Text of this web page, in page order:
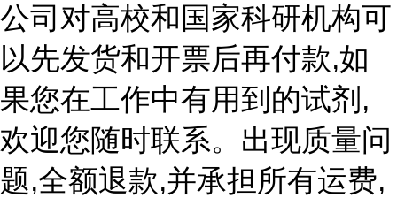
公司对高校和国家科研机构可
以先发货和开票后再付款,如
果您在工作中有用到的试剂,
欢迎您随时联系。出现质量问
题,全额退款,并承担所有运费,